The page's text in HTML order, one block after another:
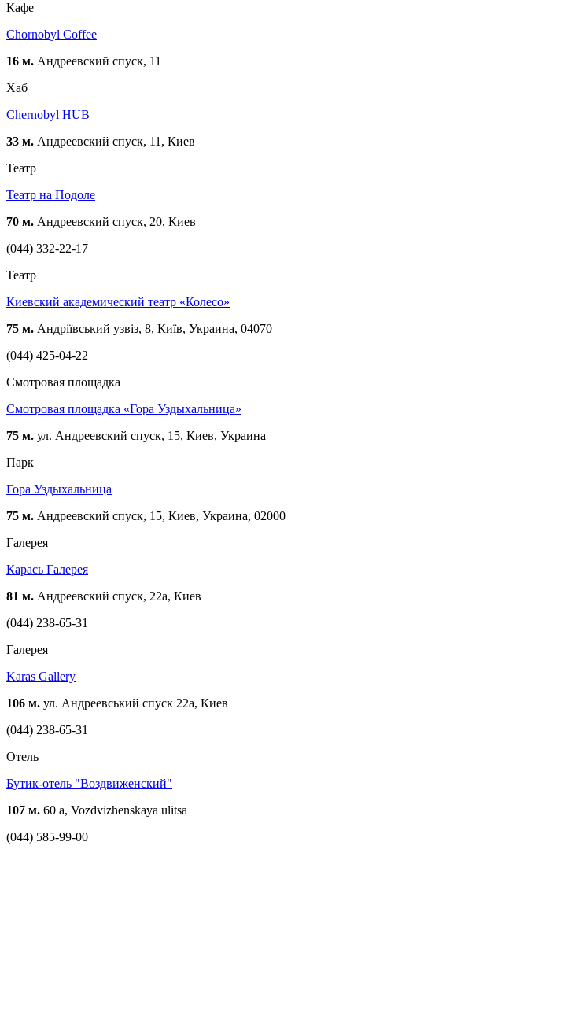
Кафе
Chornobyl Coffee
16 м. Андреевский спуск, 11
Хаб
Chernobyl HUB
33 м. Андреевский спуск, 11, Киев
Театр
Театр на Подоле
70 м. Андреевский спуск, 20, Киев
(044) 332-22-17
Театр
Киевский академический театр «Колесо»
75 м. Андріївський узвіз, 8, Київ, Украина, 04070
(044) 425-04-22
Смотровая площадка
Смотровая площадка «Гора Уздыхальница»
75 м. ул. Андреевский спуск, 15, Киев, Украина
Парк
Гора Уздыхальница
75 м. Андреевский спуск, 15, Киев, Украина, 02000
Галерея
Карась Галерея
81 м. Андреевский спуск, 22а, Киев
(044) 238-65-31
Галерея
Karas Gallery
106 м. ул. Андреевський спуск 22а, Киев
(044) 238-65-31
Отель
Бутик-отель "Воздвиженский"
107 м. 60 a, Vozdvizhenskaya ulitsa
(044) 585-99-00